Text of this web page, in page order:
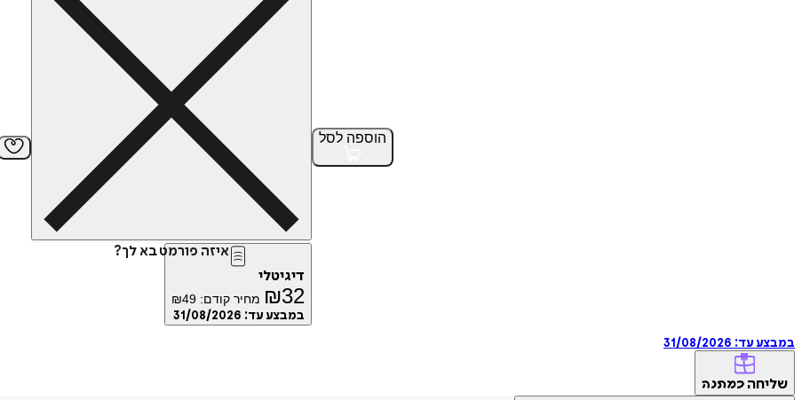
הוספה לסל
איזה פורמט בא לך?
דיגיטלי
₪32 מחיר קודם: ₪49
במבצע עד: 31/08/2026
במבצע עד: 31/08/2026
שליחה כמתנה